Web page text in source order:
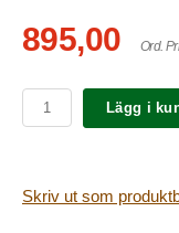
895,00 Ord.
Lägg i
Skriv ut som